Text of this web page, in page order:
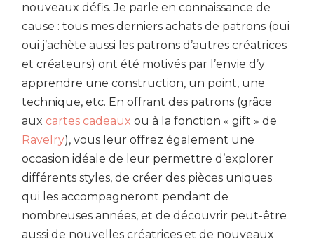
nouveaux défis. Je parle en connaissance de
cause : tous mes derniers achats de patrons (oui
oui j’achète aussi les patrons d’autres créatrices
et créateurs) ont été motivés par l’envie d’y
apprendre une construction, un point, une
technique, etc. En offrant des patrons (grâce
aux cartes cadeaux ou à la fonction « gift » de
Ravelry), vous leur offrez également une
occasion idéale de leur permettre d’explorer
différents styles, de créer des pièces uniques
qui les accompagneront pendant de
nombreuses années, et de découvrir peut-être
aussi de nouvelles créatrices et de nouveaux